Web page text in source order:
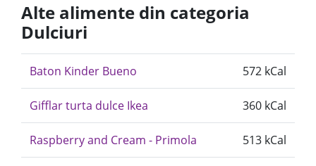
Alte alimente din categoria
Dulciuri
Baton Kinder Bueno 572 kCal
Gifflar turta dulce Ikea 360 kCal
Raspberry and Cream - Primola 513 kCal